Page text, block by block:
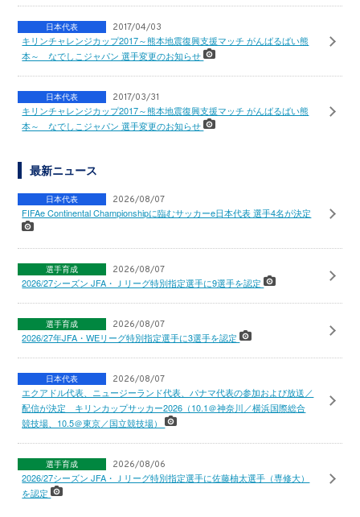
日本代表 2017/04/03
キリンチャレンジカップ2017～熊本地震復興支援マッチ がんばるばい熊
本～ なでしこジャパン 選手変更のお知らせ
日本代表 2017/03/31
キリンチャレンジカップ2017～熊本地震復興支援マッチ がんばるばい熊
本～ なでしこジャパン 選手変更のお知らせ
最新ニュース
日本代表 2026/08/07
FIFAe Continental Championshipに臨むサッカーe日本代表 選手4名が決定
選手育成 2026/08/07
2026/27シーズン JFA・Ｊリーグ特別指定選手に9選手を認定
選手育成 2026/08/07
2026/27年JFA・WEリーグ特別指定選手に3選手を認定
日本代表 2026/08/07
エクアドル代表、ニュージーランド代表、パナマ代表の参加および放送／
配信が決定 キリンカップサッカー2026（10.1＠神奈川／横浜国際総合
競技場、10.5＠東京／国立競技場）
選手育成 2026/08/06
2026/27シーズン JFA・Ｊリーグ特別指定選手に佐藤柚太選手（専修大）
を認定